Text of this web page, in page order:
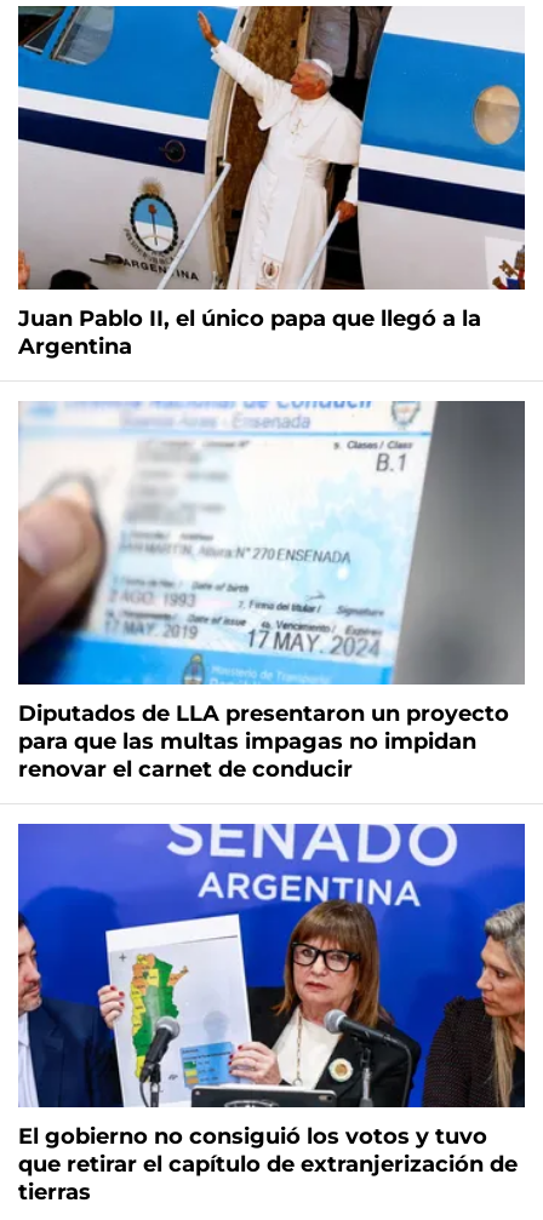
Juan Pablo II, el único papa que llegó a la
Argentina
Diputados de LLA presentaron un proyecto
para que las multas impagas no impidan
renovar el carnet de conducir
El gobierno no consiguió los votos y tuvo
que retirar el capítulo de extranjerización de
tierras